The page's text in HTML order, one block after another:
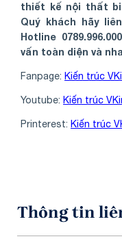
thiết kế nội thất
Quý khách hãy
Hotline
vấn toàn diện và
Fanpage: Kiến trúc
Youtube: Kiến trúc
Printerest: Kiến trúc
Thông tin